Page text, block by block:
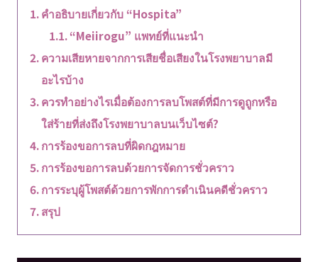
คำอธิบายเกี่ยวกับ “Hospita”
“Meiirogu” แพทย์ที่แนะนำ
ความเสียหายจากการเสียชื่อเสียงในโรงพยาบาลมี
อะไรบ้าง
ควรทำอย่างไรเมื่อต้องการลบโพสต์ที่มีการดูถูกหรือ
ใส่ร้ายที่ส่งถึงโรงพยาบาลบนเว็บไซต์?
การร้องขอการลบที่ผิดกฎหมาย
การร้องขอการลบด้วยการจัดการชั่วคราว
การระบุผู้โพสต์ด้วยการพักการดำเนินคดีชั่วคราว
สรุป